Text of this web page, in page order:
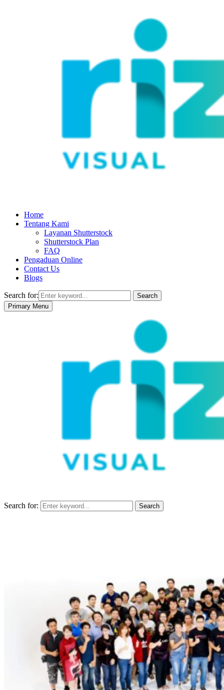
Home
Tentang Kami
Layanan Shutterstock
Shutterstock Plan
FAQ
Pengaduan Online
Contact Us
Blogs
Search for:
Search
Primary Menu
Search for: Search